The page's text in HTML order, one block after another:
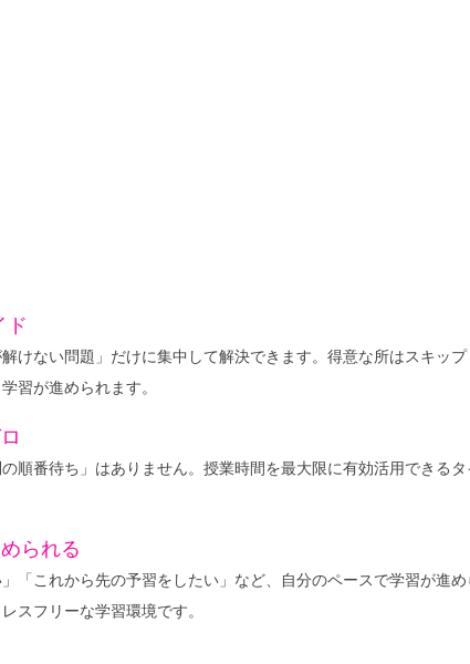
ド
けない問題」だけに集中して解決できます。得意な所はスキッ
習が進められます。
順番待ち」はありません。授業時間を最大限に有効活用できる
られる
「これから先の予習をしたい」など、自分のペースで学習が進
スフリーな学習環境です。